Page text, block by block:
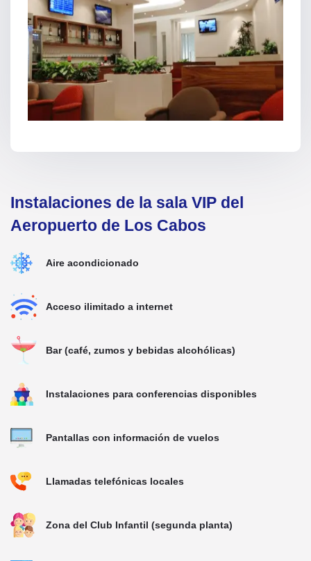
Instalaciones de la sala VIP del
Aeropuerto de Los Cabos
Aire acondicionado
Acceso ilimitado a internet
Bar (café, zumos y bebidas alcohólicas)
Instalaciones para conferencias disponibles
Pantallas con información de vuelos
Llamadas telefónicas locales
Zona del Club Infantil (segunda planta)